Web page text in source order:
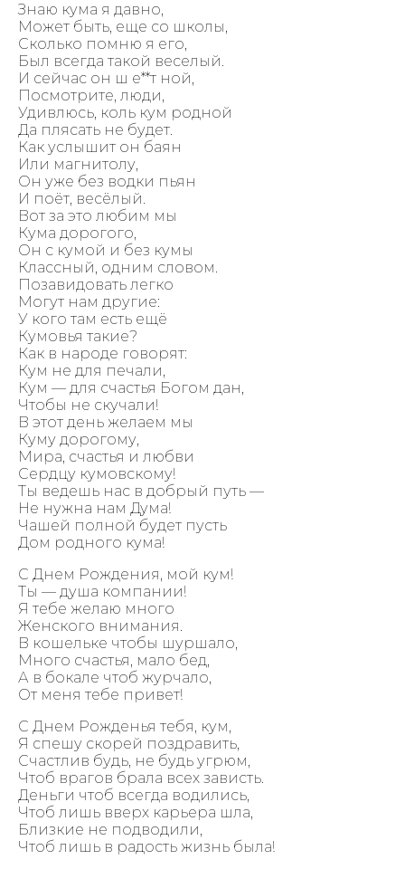
Знаю кума я давно,
Может быть, еще со школы,
Сколько помню я его,
Был всегда такой веселый.
И сейчас он ш е**т ной,
Посмотрите, люди,
Удивлюсь, коль кум родной
Да плясать не будет.
Как услышит он баян
Или магнитолу,
Он уже без водки пьян
И поёт, весёлый.
Вот за это любим мы
Кума дорогого,
Он с кумой и без кумы
Классный, одним словом.
Позавидовать легко
Могут нам другие:
У кого там есть ещё
Кумовья такие?
Как в народе говорят:
Кум не для печали,
Кум — для счастья Богом дан,
Чтобы не скучали!
В этот день желаем мы
Куму дорогому,
Мира, счастья и любви
Сердцу кумовскому!
Ты ведешь нас в добрый путь —
Не нужна нам Дума!
Чашей полной будет пусть
Дом родного кума!
С Днем Рождения, мой кум!
Ты — душа компании!
Я тебе желаю много
Женского внимания.
В кошельке чтобы шуршало,
Много счастья, мало бед,
А в бокале чтоб журчало,
От меня тебе привет!
С Днем Рожденья тебя, кум,
Я спешу скорей поздравить,
Счастлив будь, не будь угрюм,
Чтоб врагов брала всех зависть.
Деньги чтоб всегда водились,
Чтоб лишь вверх карьера шла,
Близкие не подводили,
Чтоб лишь в радость жизнь была!